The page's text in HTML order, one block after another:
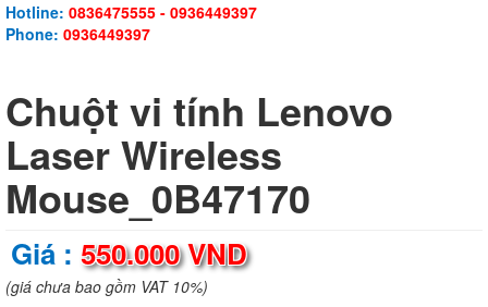
Hotline: 0836475555 - 0936449397
Phone: 0936449397
Chuột vi tính Lenovo
Laser Wireless
Mouse_0B47170
Giá : 550.000 VND
(giá chưa bao gồm VAT 10%)